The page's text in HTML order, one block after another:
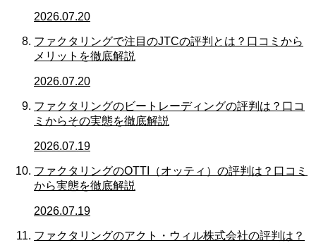
2026.07.20
ファクタリングで注目のJTCの評判とは？口コミから
メリットを徹底解説
2026.07.20
ファクタリングのビートレーディングの評判は？口コ
ミからその実態を徹底解説
2026.07.19
ファクタリングのOTTI（オッティ）の評判は？口コミ
から実態を徹底解説
2026.07.19
ファクタリングのアクト・ウィル株式会社の評判は？